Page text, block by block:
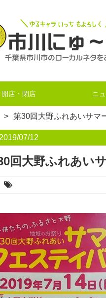
開店・閉店 ニ
第30回大野ふれあいサマ
2019/07/12
回大野ふれあい